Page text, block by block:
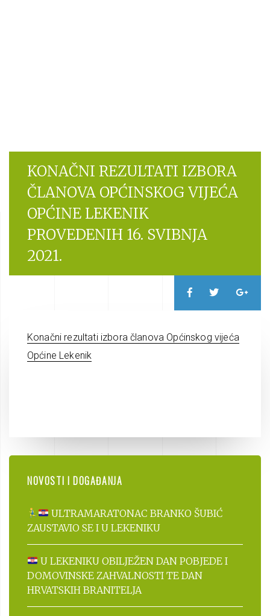
KONAČNI REZULTATI IZBORA
ČLANOVA OPĆINSKOG VIJEĆA
OPĆINE LEKENIK
PROVEDENIH 16. SVIBNJA
2021.
Konačni rezultati izbora članova Općinskog vijeća
Općine Lekenik
NOVOSTI I DOGAĐANJA
ULTRAMARATONAC BRANKO ŠUBIĆ
ZAUSTAVIO SE I U LEKENIKU
U LEKENIKU OBILJEŽEN DAN POBJEDE I
DOMOVINSKE ZAHVALNOSTI TE DAN
HRVATSKIH BRANITELJA